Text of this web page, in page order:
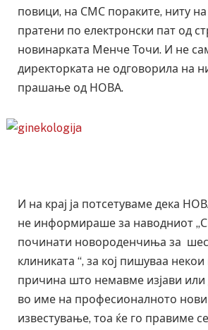
повици, на СМС пораките, ниту
пратени по електронски пат од
новинарката Менче Точи. И не
директорката не одговорила на
прашање од НОВА.
И на крај ја потсетуваме дека
не информираше за наводниот
починати новороденчиња за
клиниката “, за кој пишуваа
причина што немавме изјави или
во име на професионалното
известување, тоа ќе го правиме